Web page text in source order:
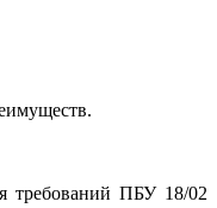
требований ПБУ 18/02